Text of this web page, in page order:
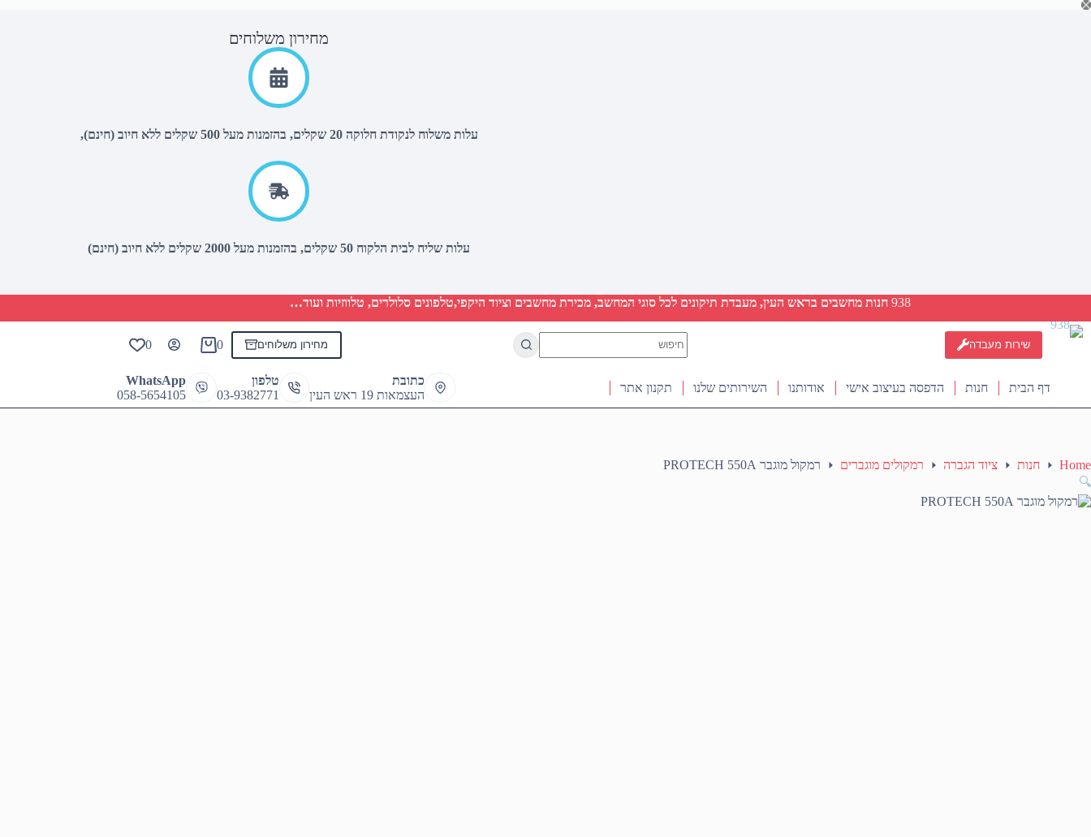
Skip
מחירון משלוחים
עלות משלוח לנקודת חלוקה 20 שקלים, בהזמנות מעל 500 שקלים ללא חיוב (חינם),
עלות שליח לבית הלקוח 50 שקלים, בהזמנות מעל 2000 שקלים ללא חיוב (חינם)
938 חנות מחשבים בראש העין, מעבדת תיקונים לכל סוגי המחשב, מכירת מחשבים וציוד היקפי,טלפונים סלולרים, טלווזיות ועוד…
שירות מעבדה
results
מחירון משלוחים
Shopping
0
0
דף הבית חנות הדפסה בעיצוב אישי אודותנו השירותים שלנו תקנון אתר
כתובת
העצמאות 19 ראש העין
טלפון
03-9382771
WhatsApp
058-5654105
Home חנות ציוד הגברה רמקולים מוגברים
רמקול מוגבר PROTECH 550A
🔍